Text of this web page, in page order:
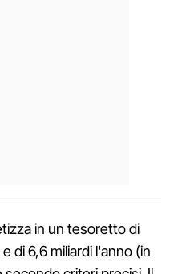
in un tesoretto di
di 6,6 miliardi l'anno (in